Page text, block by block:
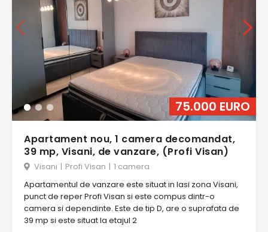
75.000 EURO
Apartament nou, 1 camera decomandat,
39 mp, Visani, de vanzare, (Profi Visan)
Visani | Profi Visan | 1 camera
Apartamentul de vanzare este situat in Iasi zona Visani,
punct de reper Profi Visan si este compus dintr-o
camera si dependinte. Este de tip D, are o suprafata de
39 mp si este situat la etajul 2